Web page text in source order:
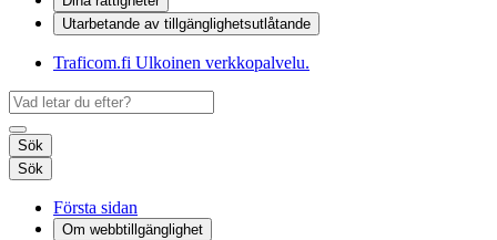
Utarbetande av tillgänglighets­utlåtande
Traficom.fi Ulkoinen verkkopalvelu.
Sök
Sök
Första sidan
Om webbtillgänglighet